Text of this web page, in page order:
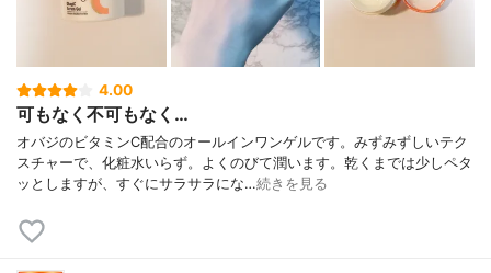
4.00
可もなく不可もなく…
オバジのビタミンC配合のオールインワンゲルです。みずみずしいテク
スチャーで、化粧水いらず。よくのびて潤います。乾くまでは少しペタ
ッとしますが、すぐにサラサラにな…続きを見る